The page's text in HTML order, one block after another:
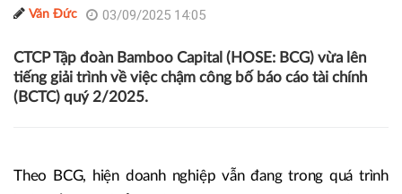
Văn Đức 03/09/2025 14:05
CTCP Tập đoàn Bamboo Capital (HOSE: BCG) vừa lên
tiếng giải trình về việc chậm công bố báo cáo tài chính
(BCTC) quý 2/2025.
Theo BCG, hiện doanh nghiệp vẫn đang trong quá trình